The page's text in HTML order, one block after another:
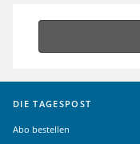
DIE TAGESPOST
Abo bestellen